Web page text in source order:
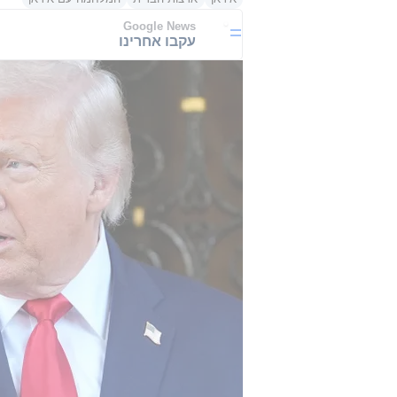
Google News
עקבו אחרינו